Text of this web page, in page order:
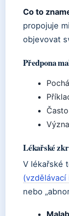
Co to
propojuje
objevovat
Předpona
Lékařské
V lékařské
nebo